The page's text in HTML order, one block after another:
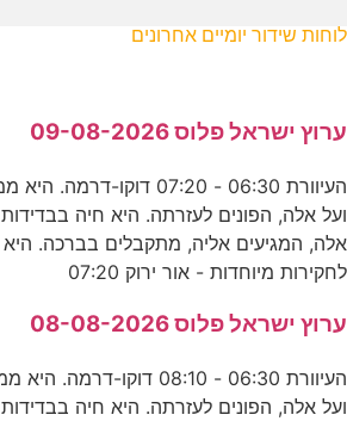
לוחות שידור יומיים אחרונים
ערוץ ישראל פלוס 09-08-2026
העיוורת 06:30 - 07:20
ועל אלה, הפונים לעזרתה. היא חיה
אלה, המגיעים אליה, מתקבלים בברכה. היא
לחקירות מיוחדות - אור ירוק 07:20
ערוץ ישראל פלוס 08-08-2026
העיוורת 06:30 - 08:10
ועל אלה, הפונים לעזרתה. היא חיה